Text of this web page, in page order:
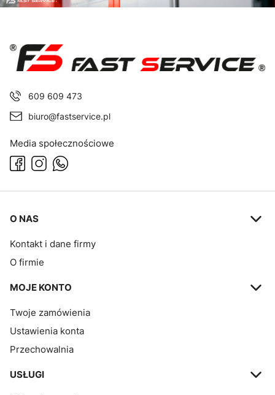
609 609 473
biuro@fastservice.pl
Media społecznościowe
Linki w stopce
O NAS
Kontakt i dane firmy
O firmie
MOJE KONTO
Twoje zamówienia
Ustawienia konta
Przechowalnia
USŁUGI